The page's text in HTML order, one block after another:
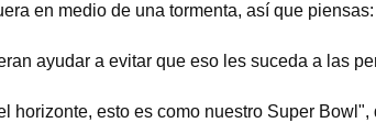
en medio de una tormenta, así que
ayudar a evitar que eso les suceda a las
horizonte, esto es como nuestro Super